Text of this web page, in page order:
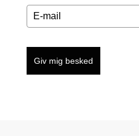
Giv mig besked